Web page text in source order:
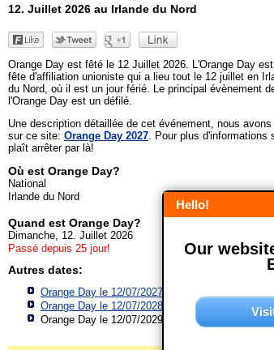
12. Juillet 2026 au Irlande du Nord
Orange Day est fêté le 12 Juillet 2026. L'Orange Day
fête d'affiliation unioniste qui a lieu tout le 12 juillet en
du Nord, où il est un jour férié. Le principal évènement
l'Orange Day est un défilé.
Une description détaillée de cet événement, nous avons
sur ce site: Orange Day 2027 . Pour plus d'informations
plaît arrêter par là!
Où est Orange Day?
National
Irlande du Nord
Quand est Orange Day?
Dimanche, 12. Juillet 2026
Passé depuis 25 jour!
Autres dates:
Orange Day le 12/07/2027 à
Orange Day le 12/07/2028 à
Irlande du Nord
Orange Day le 12/07/2029
Hello!
Our